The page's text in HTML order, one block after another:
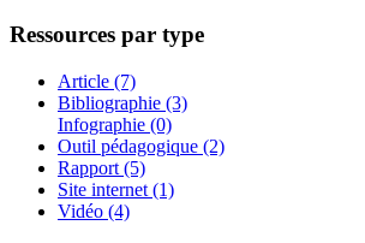
Ressources par type
Article (7)
Bibliographie (3)
Infographie (0)
Outil pédagogique (2)
Rapport (5)
Site internet (1)
Vidéo (4)